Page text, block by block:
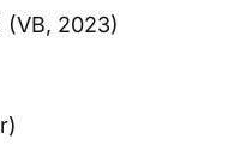
(VB, 2023)